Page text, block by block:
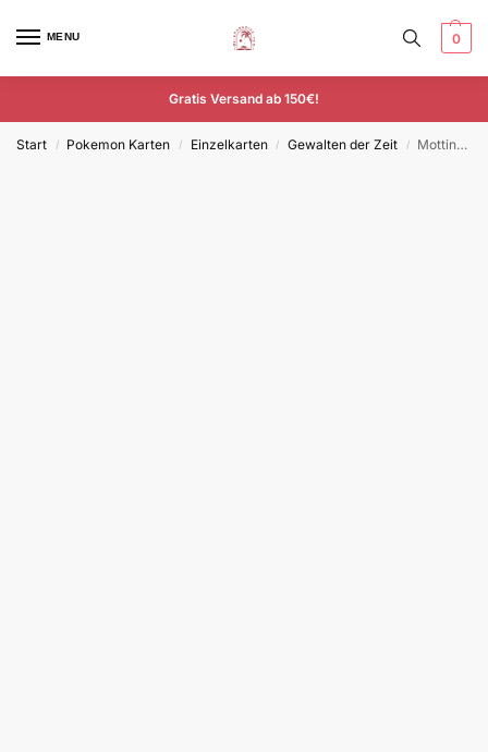
MENU 0
Gratis Versand ab 150€!
Start / Pokemon Karten / Einzelkarten / Gewalten der Zeit / Mottineva – TEF 046/162 – Deutsch – Common